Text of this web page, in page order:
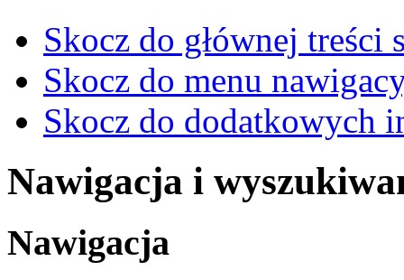
Skocz do głównej treści
Skocz do menu
Skocz do dodatkowych
Nawigacja i
Nawigacja